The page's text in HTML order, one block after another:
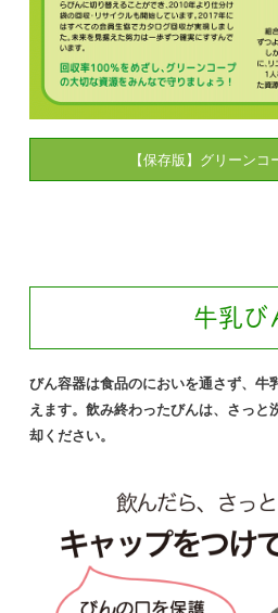
【保存版】グリーンコ
牛乳び
びん容器は食品のにおいを通さず、牛
えます。飲み終わったびんは、さっと
却ください。